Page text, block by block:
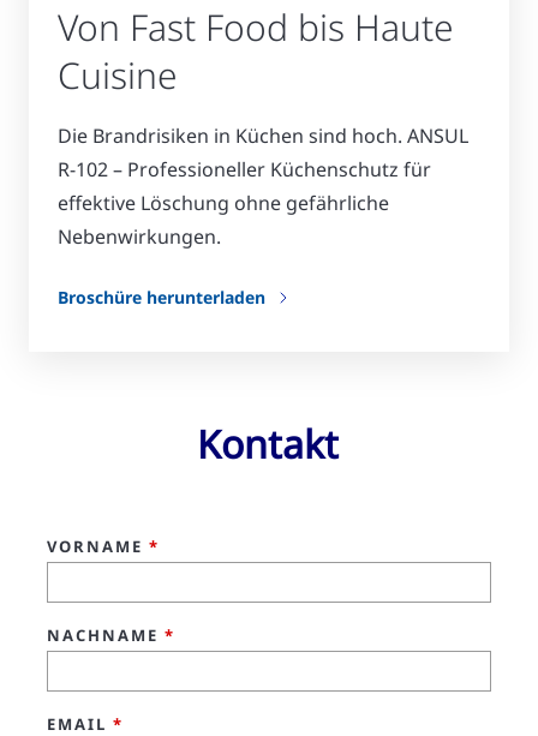
Von Fast Food bis Haute
Cuisine
Die Brandrisiken in Küchen sind hoch. ANSUL
R-102 – Professioneller Küchenschutz für
effektive Löschung ohne gefährliche
Nebenwirkungen.
Broschüre herunterladen
Kontakt
VORNAME *
NACHNAME *
EMAIL *